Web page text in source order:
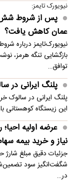
نیویورک تایمز:
پس از شروط
عمان کاهش یافت؟
نیویورک‌تایمز درباره
بازگشایی تنگه هرمز،
توافق…
پلنگ ایرانی در
پلنگ ایرانی در سالوک
این زیستگاه کوهستانی
عرضه اولیه
نیاز و خرید بیمه
جزئیات دقیق مبلغ
شگفت‌انگیز سود
در…